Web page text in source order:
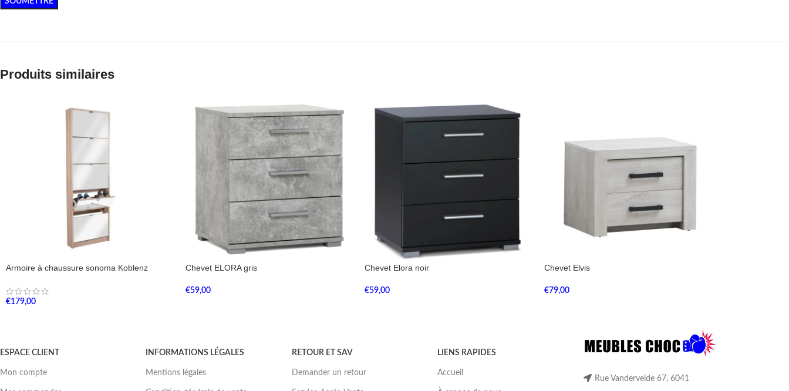
Produits similaires
Armoire à chaussure sonoma Koblenz
€179,00
Chevet ELORA gris
€59,00
Chevet Elora noir
€59,00
Chevet Elvis
€79,00
ESPACE CLIENT
Mon compte
INFORMATIONS LÉGALES
Mentions légales
RETOUR ET SAV
Demander un retour
LIENS RAPIDES
Accueil
Rue Vandervelde 67, 6041